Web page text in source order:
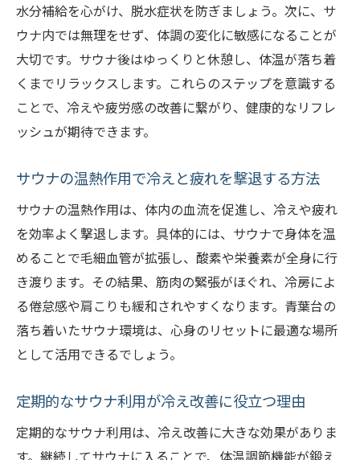
水分補給を心がけ、脱水症状を防ぎましょう。次に、サ
ウナ内では無理をせず、体調の変化に敏感になることが
大切です。サウナ後はゆっくりと休憩し、体温が落ち着
くまでリラックスします。これらのステップを意識する
ことで、冷えや疲労感の改善に繋がり、健康的なリフレ
ッシュが期待できます。
サウナの温熱作用で冷えと疲れを撃退する方法
サウナの温熱作用は、体内の血流を促進し、冷えや疲れ
を効率よく撃退します。具体的には、サウナで身体を温
めることで毛細血管が拡張し、酸素や栄養素が全身に行
き渡ります。その結果、筋肉の緊張がほぐれ、冷房によ
る倦怠感や肩こりも緩和されやすくなります。青葉台の
落ち着いたサウナ環境は、心身のリセットに最適な場所
として活用できるでしょう。
定期的なサウナ利用が冷え改善に役立つ理由
定期的なサウナ利用は、冷え改善に大きな効果がありま
す。継続してサウナに入ることで、体温調節機能が鍛え